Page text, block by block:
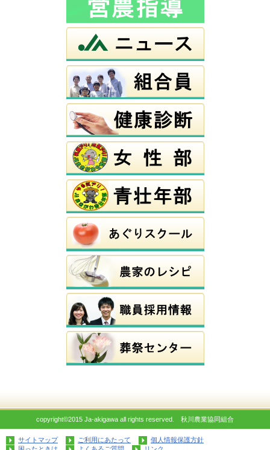
copyright©2015 Ja-akigawa all rights reserved. 秋川農業協同組合
サイトマップ ご利用にあたって
個人情報保護方針